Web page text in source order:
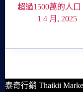
超過1500萬的人
1 4 月, 2025
泰奇行銷 Thaikii